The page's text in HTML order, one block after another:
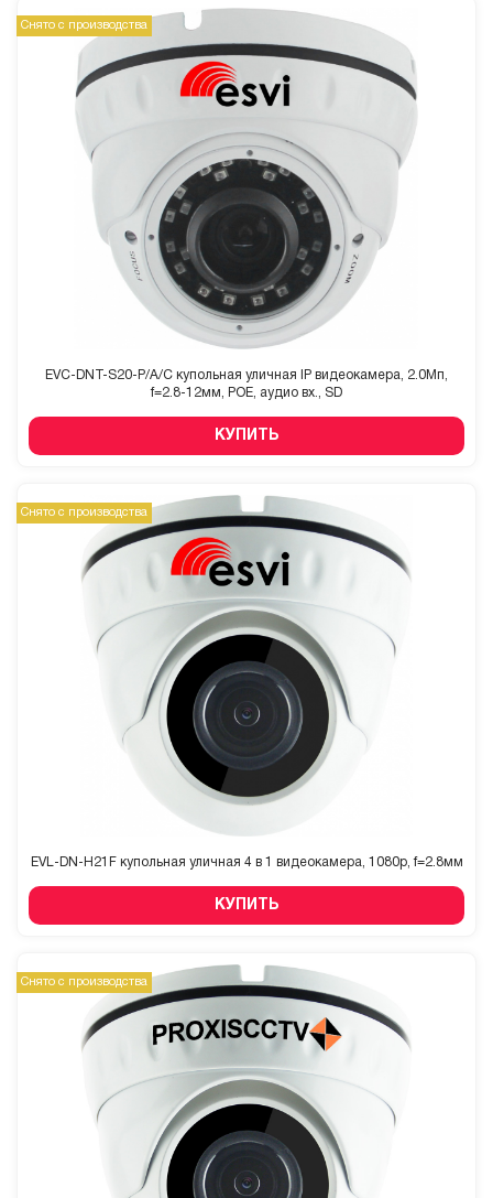
Снято с производства
EVC-DNT-S20-P/A/C купольная уличная IP видеокамера, 2.0Мп,
f=2.8-12мм, POE, аудио вх., SD
КУПИТЬ
Снято с производства
EVL-DN-H21F купольная уличная 4 в 1 видеокамера, 1080p, f=2.8мм
КУПИТЬ
Снято с производства